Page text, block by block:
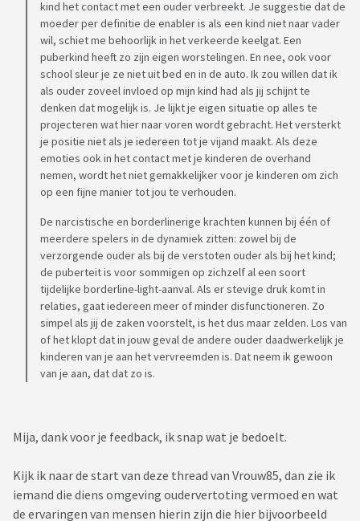
kind het contact met een ouder verbreekt. Je suggestie dat de
moeder per definitie de enabler is als een kind niet naar vader
wil, schiet me behoorlijk in het verkeerde keelgat. Een
puberkind heeft zo zijn eigen worstelingen. En nee, ook voor
school sleur je ze niet uit bed en in de auto. Ik zou willen dat ik
als ouder zoveel invloed op mijn kind had als jij schijnt te
denken dat mogelijk is. Je lijkt je eigen situatie op alles te
projecteren wat hier naar voren wordt gebracht. Het versterkt
je positie niet als je iedereen tot je vijand maakt. Als deze
emoties ook in het contact met je kinderen de overhand
nemen, wordt het niet gemakkelijker voor je kinderen om zich
op een fijne manier tot jou te verhouden.
De narcistische en borderlinerige krachten kunnen bij één of
meerdere spelers in de dynamiek zitten: zowel bij de
verzorgende ouder als bij de verstoten ouder als bij het kind;
de puberteit is voor sommigen op zichzelf al een soort
tijdelijke borderline-light-aanval. Als er stevige druk komt in
relaties, gaat iedereen meer of minder disfunctioneren. Zo
simpel als jij de zaken voorstelt, is het dus maar zelden. Los van
of het klopt dat in jouw geval de andere ouder daadwerkelijk je
kinderen van je aan het vervreemden is. Dat neem ik gewoon
van je aan, dat dat zo is.
Mija, dank voor je feedback, ik snap wat je bedoelt.
Kijk ik naar de start van deze thread van Vrouw85, dan zie ik
iemand die diens omgeving oudervertoting vermoed en wat
de ervaringen van mensen hierin zijn die hier bijvoorbeeld